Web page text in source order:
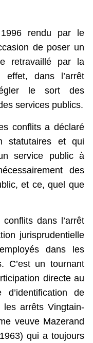
rendu par le
de poser un
retravaillé par la
effet, dans l’arrêt
le sort des
services publics.
conflits a déclaré
statutaires et qui
service public à
des
et ce, quel que
dans l’arrêt
jurisprudentielle
dans les
C’est un tournant
directe au
de
les arrêts Vingtain-
veuve Mazerand
qui a toujours